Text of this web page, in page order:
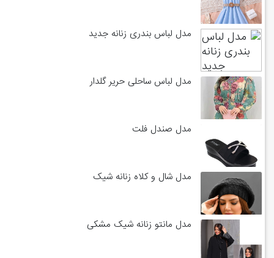
مدل لباس بندری زنانه جدید
مدل لباس ساحلی حریر گلدار
مدل صندل فلت
مدل شال و کلاه زنانه شیک
مدل مانتو زنانه شیک مشکی